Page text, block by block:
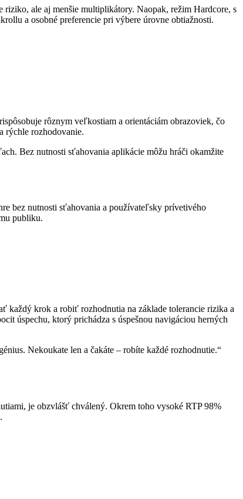
ale aj menšie multiplikátory. Naopak, režim Hardcore, s
a osobné preferencie pri výbere úrovne obtiažnosti.
rôznym veľkostiam a orientáciám obrazoviek, čo
rýchle rozhodovanie.
Bez nutnosti sťahovania aplikácie môžu hráči okamžite
bez nutnosti sťahovania a používateľsky prívetivého
publiku.
každý krok a robiť rozhodnutia na základe tolerancie rizika a
úspechu, ktorý prichádza s úspešnou navigáciou herných
Nekoukate len a čakáte – robíte každé rozhodnutie.“
je obzvlášť chválený. Okrem toho vysoké RTP 98%